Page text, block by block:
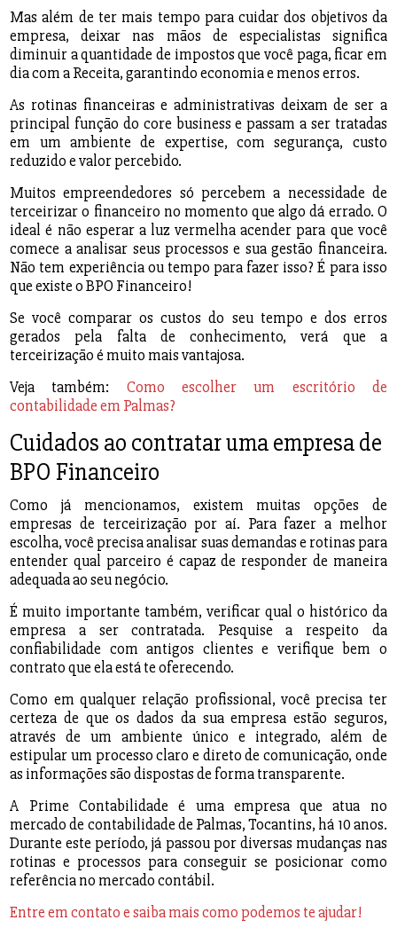
Mas além de ter mais tempo para cuidar dos objetivos da
empresa, deixar nas mãos de especialistas significa
diminuir a quantidade de impostos que você paga, ficar em
dia com a Receita, garantindo economia e menos erros.
As rotinas financeiras e administrativas deixam de ser a
principal função do core business e passam a ser tratadas
em um ambiente de expertise, com segurança, custo
reduzido e valor percebido.
Muitos empreendedores só percebem a necessidade de
terceirizar o financeiro no momento que algo dá errado. O
ideal é não esperar a luz vermelha acender para que você
comece a analisar seus processos e sua gestão financeira.
Não tem experiência ou tempo para fazer isso? É para isso
que existe o BPO Financeiro!
Se você comparar os custos do seu tempo e dos erros
gerados pela falta de conhecimento, verá que a
terceirização é muito mais vantajosa.
Veja também: Como escolher um escritório de
contabilidade em Palmas?
Cuidados ao contratar uma empresa de
BPO Financeiro
Como já mencionamos, existem muitas opções de
empresas de terceirização por aí. Para fazer a melhor
escolha, você precisa analisar suas demandas e rotinas para
entender qual parceiro é capaz de responder de maneira
adequada ao seu negócio.
É muito importante também, verificar qual o histórico da
empresa a ser contratada. Pesquise a respeito da
confiabilidade com antigos clientes e verifique bem o
contrato que ela está te oferecendo.
Como em qualquer relação profissional, você precisa ter
certeza de que os dados da sua empresa estão seguros,
através de um ambiente único e integrado, além de
estipular um processo claro e direto de comunicação, onde
as informações são dispostas de forma transparente.
A Prime Contabilidade é uma empresa que atua no
mercado de contabilidade de Palmas, Tocantins, há 10 anos.
Durante este período, já passou por diversas mudanças nas
rotinas e processos para conseguir se posicionar como
referência no mercado contábil.
Entre em contato e saiba mais como podemos te ajudar!